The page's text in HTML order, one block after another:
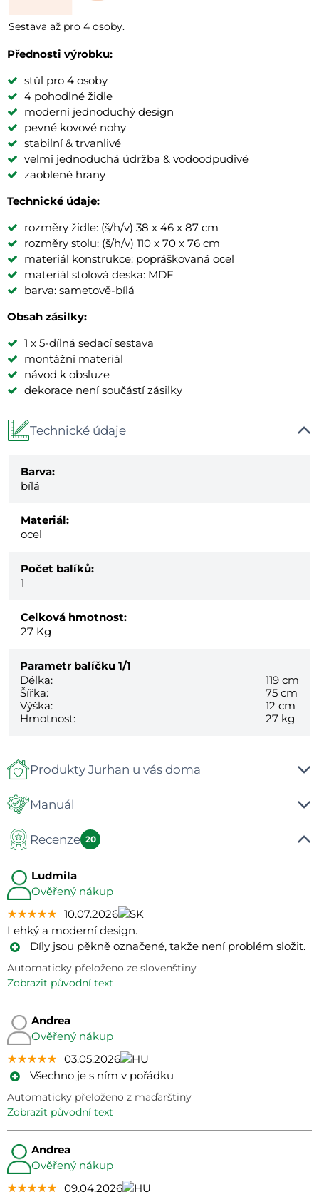
Sestava až pro 4 osoby.
Přednosti výrobku:
stůl pro 4 osoby
4 pohodlné židle
moderní jednoduchý design
pevné kovové nohy
stabilní & trvanlivé
velmi jednoduchá údržba & vodoodpudivé
zaoblené hrany
Technické údaje:
rozměry židle: (š/h/v) 38 x 46 x 87 cm
rozměry stolu: (š/h/v) 110 x 70 x 76 cm
materiál konstrukce: popráškovaná ocel
materiál stolová deska: MDF
barva: sametově-bílá
Obsah zásilky:
1 x 5-dílná sedací sestava
montážní materiál
návod k obsluze
dekorace není součástí zásilky
Technické údaje
Barva:
bílá
Materiál:
ocel
Počet balíků:
1
Celková hmotnost:
27 Kg
Parametr balíčku 1/1
Délka:
119 cm
Šířka:
75 cm
Výška:
12 cm
Hmotnost:
27 kg
Produkty Jurhan u vás doma
Manuál
Manual
Recenze 20
Ludmila
Ověřený nákup
★★★★★
★★★★★
★★★★★ 10.07.2026
Lehký a moderní design.
Díly jsou pěkně označené, takže není problém složit.
Automaticky přeloženo ze slovenštiny
zobrazit původní text
Andrea
Ověřený nákup
★★★★★
★★★★★
★★★★★ 03.05.2026
Všechno je s ním v pořádku
Automaticky přeloženo z maďarštiny
zobrazit původní text
Andrea
Ověřený nákup
★★★★★
★★★★★
★★★★★ 09.04.2026